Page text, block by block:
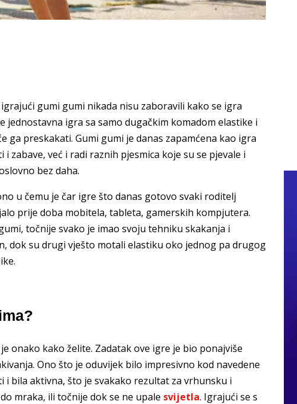
gumi gumi nikada nisu zaboravili kako se igra
igra sa samo dugačkim komadom elastike i
preskakati. Gumi gumi je danas zapamćena kao igra
zabave, već i radi raznih pjesmica koje su se pjevale i
bez daha.
u čemu je čar igre što danas gotovo svaki roditelj
prije doba mobitela, tableta, gamerskih kompjutera.
točnije svako je imao svoju tehniku skakanja i
dok su drugi vješto motali elastiku oko jednog pa drugog
onako kako želite. Zadatak ove igre je bio ponajviše
Ono što je oduvijek bilo impresivno kod navedene
i bila aktivna, što je svakako rezultat za vrhunsku i
mraka, ili točnije dok se ne upale svijetla. Igrajući se s